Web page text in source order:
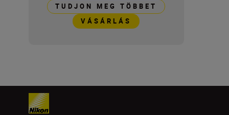
TUDJON MEG TÖBBET
VÁSÁRLÁS